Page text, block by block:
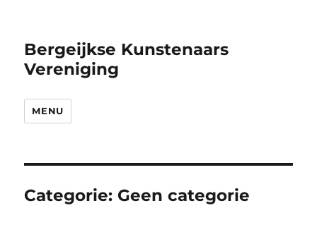
Bergeijkse Kunstenaars
Vereniging
MENU
Categorie: Geen categorie